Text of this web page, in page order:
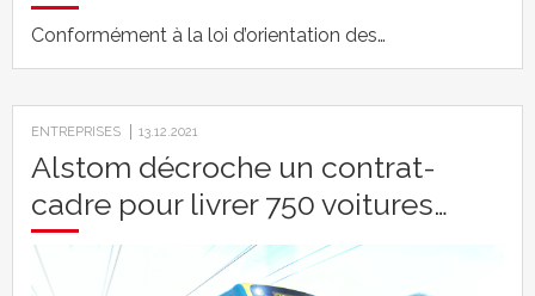
Conformément à la loi d’orientation des…
ENTREPRISES 13.12.2021
Alstom décroche un contrat-
cadre pour livrer 750 voitures…